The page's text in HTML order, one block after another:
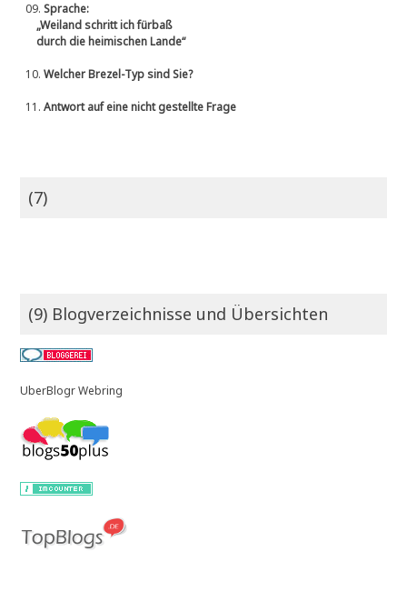
09.Sprache:
„Weiland schritt ich fürbaß
durch die heimischen Lande“
10.Welcher Brezel-Typ sind Sie?
11.Antwort auf eine nicht gestellte Frage
(7)
(9) Blogverzeichnisse und Übersichten
UberBlogr Webring